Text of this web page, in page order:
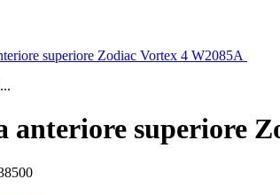
anteriore superiore